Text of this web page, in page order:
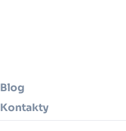
Blog
Kontakty